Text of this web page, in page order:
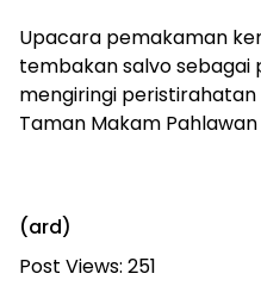
Upacara pemakaman
tembakan salvo
mengiringi
Taman Makam
(ard)
Post Views: 251